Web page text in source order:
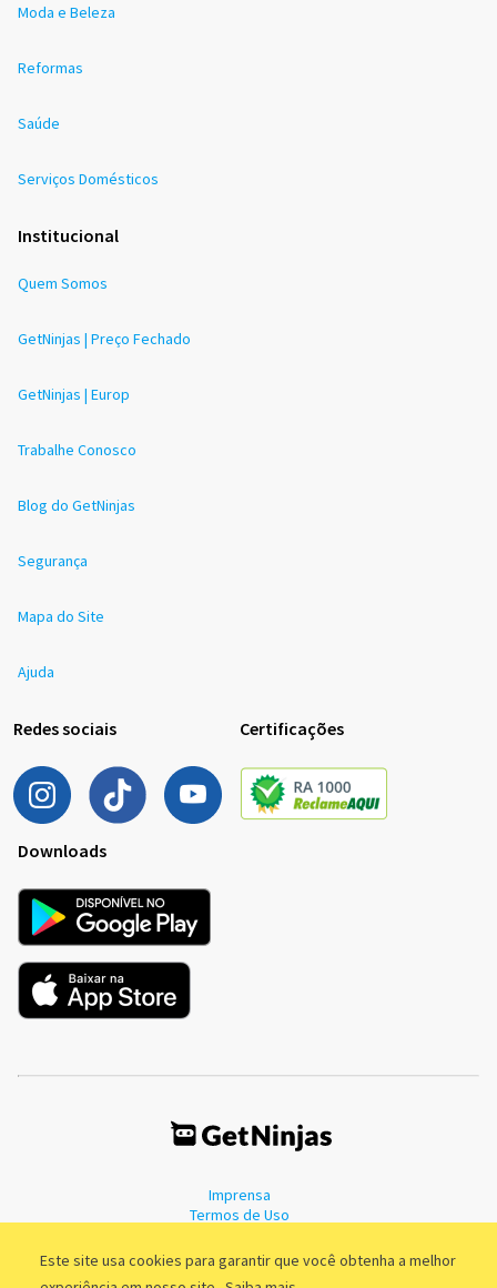
Este site usa cookies para garantir que você obtenha a melhor
Moda e Beleza
Reformas
Saúde
Serviços Domésticos
Institucional
Quem Somos
GetNinjas | Preço Fechado
GetNinjas | Europ
Trabalhe Conosco
Blog do GetNinjas
Segurança
Mapa do Site
Ajuda
Redes sociais Certificações
Downloads
Imprensa
Termos de Uso